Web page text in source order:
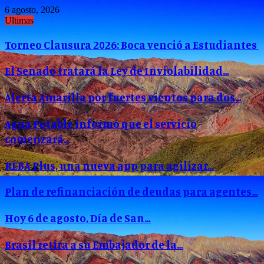
6 agosto, 2026
Ultimas
Torneo Clausura 2026: Boca venció a Estudiantes
El Senado tratará la Ley de Inviolabilidad…
Alerta Amarilla por fuertes vientos para dos…
Agua Potable informó que el servicio
comenzará…
REBA Plus, una nueva app para agilizar…
Plan de refinanciación de deudas para agentes…
Hoy 6 de agosto, Día de San…
Brasil retira a su Embajador de la…